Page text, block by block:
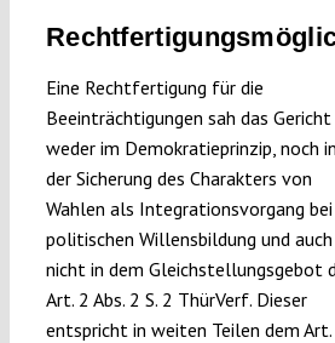
Eine Rechtfertigung für die
Beeinträchtigungen sah das Gericht
weder im Demokratieprinzip, noch in
der Sicherung des Charakters von
Wahlen als Integrationsvorgang
politischen Willensbildung und auch
nicht in dem Gleichstellungsgebot
Art. 2 Abs. 2 S. 2 ThürVerf. Dieser
entspricht in weiten Teilen dem Art.